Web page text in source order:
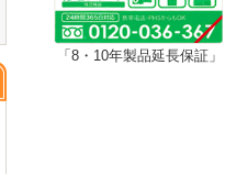
「8・10年製品延長保証」